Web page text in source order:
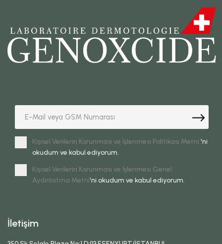
Kişisel Verilerin Korunması ve İşlenmesi Politikası Metni 'ni
okudum ve kabul ediyorum.
Kişisel Verilerin Korunması ve İşlenmesi Genel
Aydınlatma Metni'ni okudum ve kabul ediyorum.
İletişim